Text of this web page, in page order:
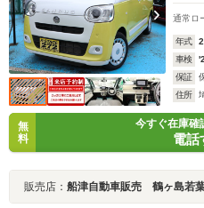
通常ロ
年式
車検
保証
住所
無
料
今すぐ在庫確
電話
販売店： 船津自動車販売 鶴ヶ島若葉店 Ｊ